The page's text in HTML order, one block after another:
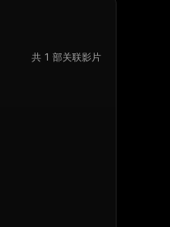
共 1 部关联影片